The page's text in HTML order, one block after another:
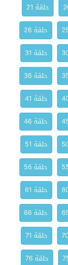
حلقة 21
حلقة 26
حلقة 31
حلقة 36
حلقة 41
حلقة 46
حلقة 51
حلقة 56
حلقة 61
حلقة 66
حلقة 71
حلقة 76